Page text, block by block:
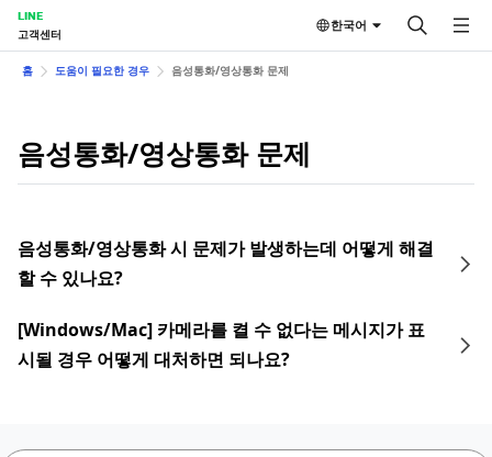
LINE
고객센터
한국어
홈 도움이 필요한 경우 음성통화/영상통화 문제
음성통화/영상통화 문제
음성통화/영상통화 시 문제가 발생하는데 어떻게 해결
할 수 있나요?
[Windows/Mac] 카메라를 켤 수 없다는 메시지가 표
시될 경우 어떻게 대처하면 되나요?